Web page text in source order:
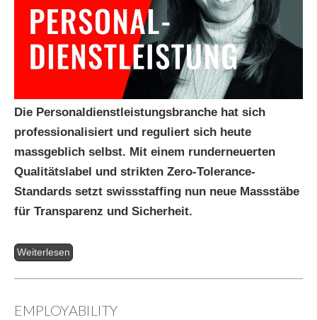
Die Personaldienstleistungsbranche hat sich
professionalisiert und reguliert sich heute
massgeblich selbst. Mit einem runderneuerten
Qualitätslabel und strikten Zero-Tolerance-
Standards setzt swissstaffing nun neue Massstäbe
für Transparenz und Sicherheit.
Weiterlesen
EMPLOYABILITY